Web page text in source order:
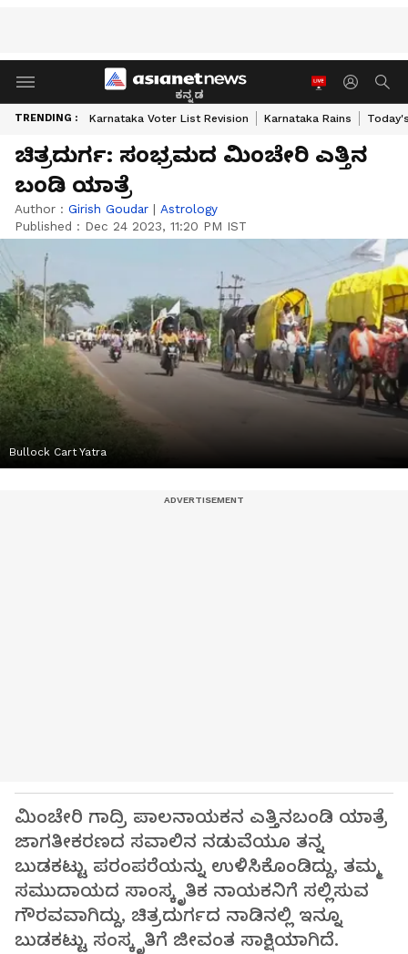
ಕನ್ನಡ
TRENDING : Karnataka Voter List Revision Karnataka Rains
ಚಿತ್ರದುರ್ಗ: ಸಂಭ್ರಮದ ಮಿಂಚೇರಿ ಎತ್ತಿನ
ಬಂಡಿ ಯಾತ್ರೆ
Author : Girish Goudar | Astrology
Published : Dec 24 2023, 11:20 PM IST
Bullock Cart Yatra
ಮಿಂಚೇರಿ ಗಾದ್ರಿ ಪಾಲನಾಯಕನ ಎತ್ತಿನಬಂಡಿ ಯಾತ್ರೆ
ಜಾಗತೀಕರಣದ ಸವಾಲಿನ ನಡುವೆಯೂ ತನ್ನ
ಬುಡಕಟ್ಟು ಪರಂಪರೆಯನ್ನು ಉಳಿಸಿಕೊಂಡಿದ್ದು, ತಮ್ಮ
ಸಮುದಾಯದ ಸಾಂಸ್ಕೃತಿಕ ನಾಯಕನಿಗೆ ಸಲ್ಲಿಸುವ
ಗೌರವವಾಗಿದ್ದು, ಚಿತ್ರದುರ್ಗದ ನಾಡಿನಲ್ಲಿ ಇನ್ನೂ
ಬುಡಕಟ್ಟು ಸಂಸ್ಕೃತಿಗೆ ಜೀವಂತ ಸಾಕ್ಷಿಯಾಗಿದೆ.